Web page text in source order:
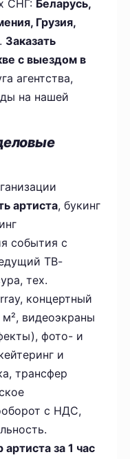
СНГ: Беларусь,
Грузия,
. Заказать
с выездом в
агентства,
на нашей
артиста, букинг
события с
ТВ-
тех.
концертный
видеоэкраны
фото- и
и
трансфер
с НДС,
за 1 час